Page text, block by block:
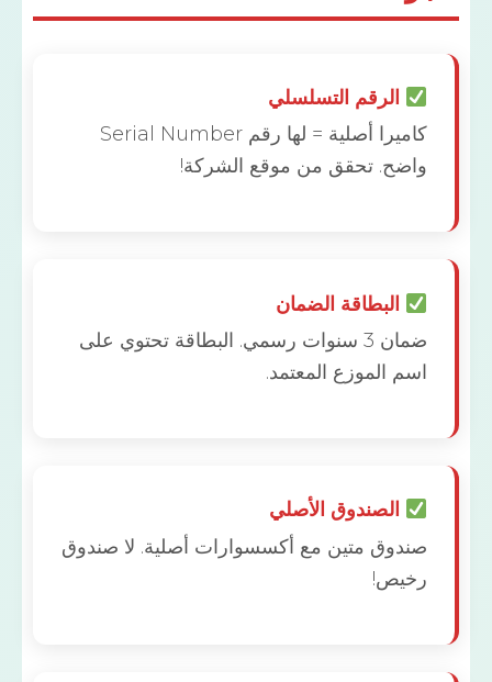
الرقم التسلسلي
كاميرا أصلية = لها رقم Serial Number
تحقق من موقع الشركة!
البطاقة الضمان
ضمان 3 سنوات رسمي. البطاقة تحتوي على
الموزع المعتمد.
الصندوق الأصلي
متين مع أكسسوارات أصلية. لا صندوق